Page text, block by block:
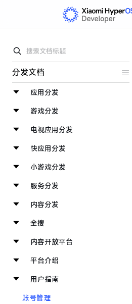
分发文档
应用分发
游戏分发
电视应用分发
快应用分发
小游戏分发
服务分发
内容分发
全搜
内容开放平台
平台介绍
用户指南
账号管理